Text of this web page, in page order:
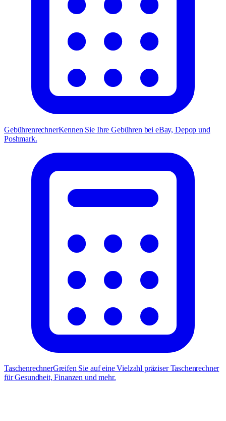
GebührenrechnerKennen Sie Ihre Gebühren bei eBay, Depop und
Poshmark.
TaschenrechnerGreifen Sie auf eine Vielzahl präziser Taschenrechner
für Gesundheit, Finanzen und mehr.